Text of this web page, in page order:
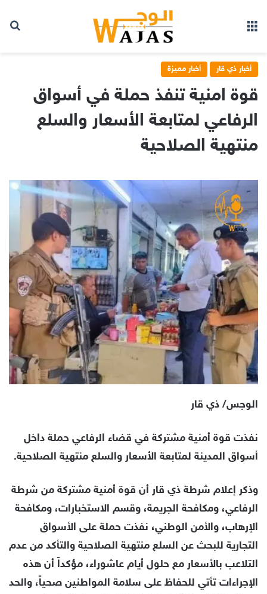
أخبار ذي قار أخبار مميزة
قوة امنية تنفذ حملة في أسواق
الرفاعي لمتابعة الأسعار والسلع
منتهية الصلاحية
الوجس/ ذي قار
نفذت قوة أمنية مشتركة في قضاء الرفاعي حملة داخل
أسواق المدينة لمتابعة الأسعار والسلع منتهية الصلاحية.
وذكر إعلام شرطة ذي قار أن قوة أمنية مشتركة من شرطة
الرفاعي، ومكافحة الجريمة، وقسم الاستخبارات، ومكافحة
الإرهاب، والأمن الوطني، نفذت حملة على الأسواق
التجارية للبحث عن السلع منتهية الصلاحية والتأكد من عدم
التلاعب بالأسعار مع حلول أيام عاشوراء، مؤكداً أن هذه
الإجراءات تأتي للحفاظ على سلامة المواطنين صحياً، والحد